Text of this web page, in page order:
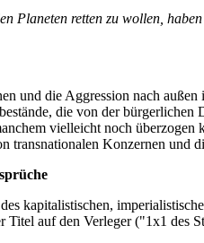
Planeten retten zu wollen,
und die Aggression nach
die von der
vielleicht noch
transnationalen Konzernen und
kapitalistischen,
Titel auf den Verleger ("1x1 des